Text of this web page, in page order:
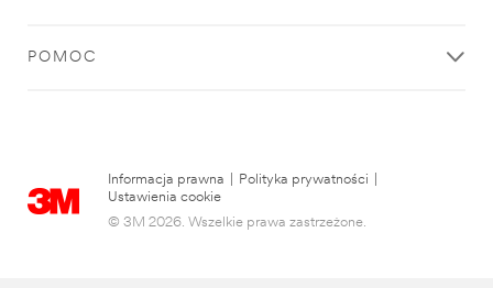
POMOC
Informacja prawna Polityka prywatności
Ustawienia cookie
© 3M 2026. Wszelkie prawa zastrzeżone.